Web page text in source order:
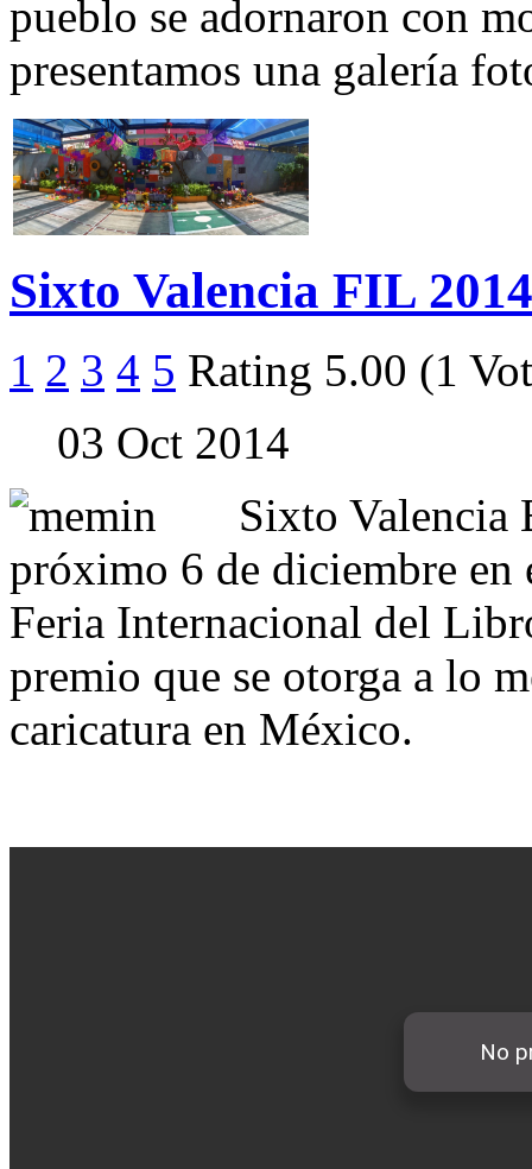
pueblo se adornaron con
presentamos una galería
Sixto Valencia FIL 2014
1 2 3 4 5 Rating 5.00 (1
03 Oct 2014
Sixto Valencia
próximo 6 de diciembre
Feria Internacional del
premio que se otorga a lo
caricatura en México.